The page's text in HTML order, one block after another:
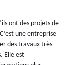
ont des projets de
une entreprise
des travaux très
Elle est